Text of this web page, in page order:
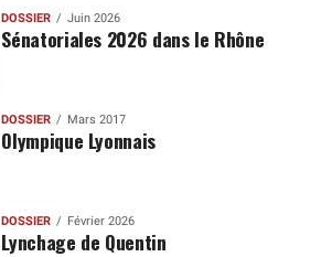
DOSSIER Juin 2026
Sénatoriales 2026 dans le Rhône
DOSSIER Mars 2017
Olympique Lyonnais
DOSSIER Février 2026
Lynchage de Quentin